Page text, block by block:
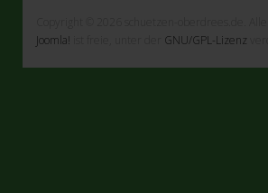
Joomla!
GNU/GPL-Lizenz